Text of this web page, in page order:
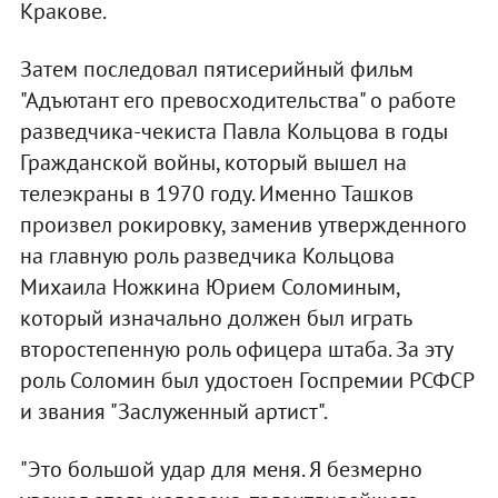
Кракове.
Затем последовал пятисерийный фильм
"Адъютант его превосходительства" о работе
разведчика-чекиста Павла Кольцова в годы
Гражданской войны, который вышел на
телеэкраны в 1970 году. Именно Ташков
произвел рокировку, заменив утвержденного
на главную роль разведчика Кольцова
Михаила Ножкина Юрием Соломиным,
который изначально должен был играть
второстепенную роль офицера штаба. За эту
роль Соломин был удостоен Госпремии РСФСР
и звания "Заслуженный артист".
"Это большой удар для меня. Я безмерно